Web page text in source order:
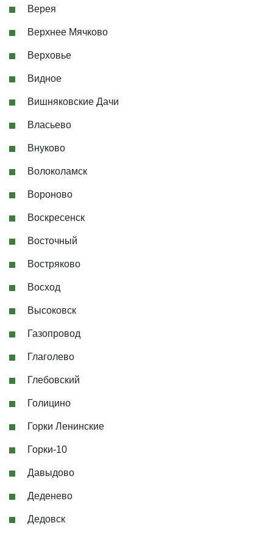
Верея
Верхнее Мячково
Верховье
Видное
Вишняковские Дачи
Власьево
Внуково
Волоколамск
Вороново
Воскресенск
Восточный
Востряково
Восход
Высоковск
Газопровод
Глаголево
Глебовский
Голицино
Горки Ленинские
Горки-10
Давыдово
Деденево
Дедовск